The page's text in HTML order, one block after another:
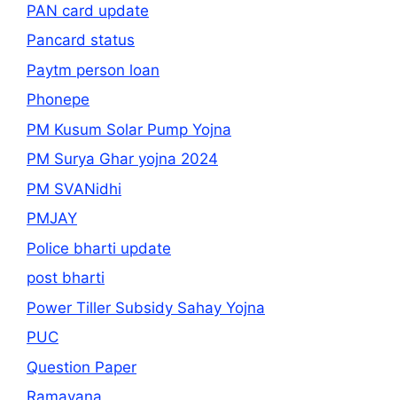
PAN card update
Pancard status
Paytm person loan
Phonepe
PM Kusum Solar Pump Yojna
PM Surya Ghar yojna 2024
PM SVANidhi
PMJAY
Police bharti update
post bharti
Power Tiller Subsidy Sahay Yojna
PUC
Question Paper